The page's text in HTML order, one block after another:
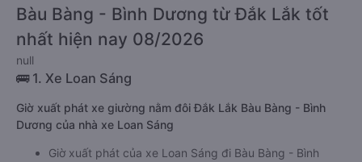
Bàu Bàng - Bình Dương từ Đắk Lắk tốt
nhất hiện nay 08/2026
null
🚌 1. Xe Loan Sáng
Giờ xuất phát xe giường nằm đôi Đắk Lắk Bàu Bàng - Bình
Dương của nhà xe Loan Sáng
Giờ xuất phát của xe Loan Sáng đi Bàu Bàng - Bình